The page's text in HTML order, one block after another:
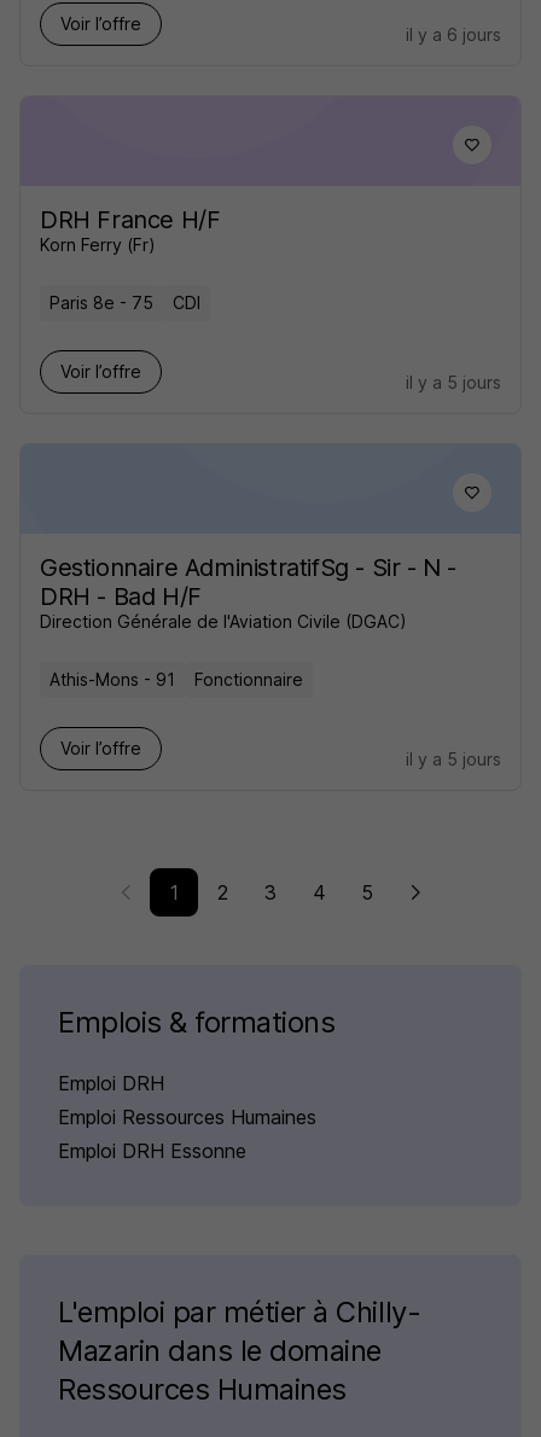
Voir l’offre
il y a 6 jours
DRH France H/F
Korn Ferry (Fr)
Paris 8e - 75 CDI
Voir l’offre
il y a 5 jours
Gestionnaire AdministratifSg - Sir - N -
DRH - Bad H/F
Direction Générale de l'Aviation Civile (DGAC)
Athis-Mons - 91 Fonctionnaire
Voir l’offre
il y a 5 jours
1 2 3 4 5
Emplois & formations
Emploi DRH
Emploi Ressources Humaines
Emploi DRH Essonne
L'emploi par métier à Chilly-
Mazarin dans le domaine
Ressources Humaines